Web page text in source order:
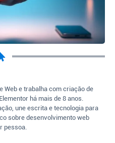
Web e trabalha com criação de
há mais de 8 anos.
une escrita e tecnologia para
sobre desenvolvimento web
pessoa.